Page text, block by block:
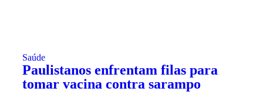
Saúde
Paulistanos enfrentam filas para
tomar vacina contra sarampo